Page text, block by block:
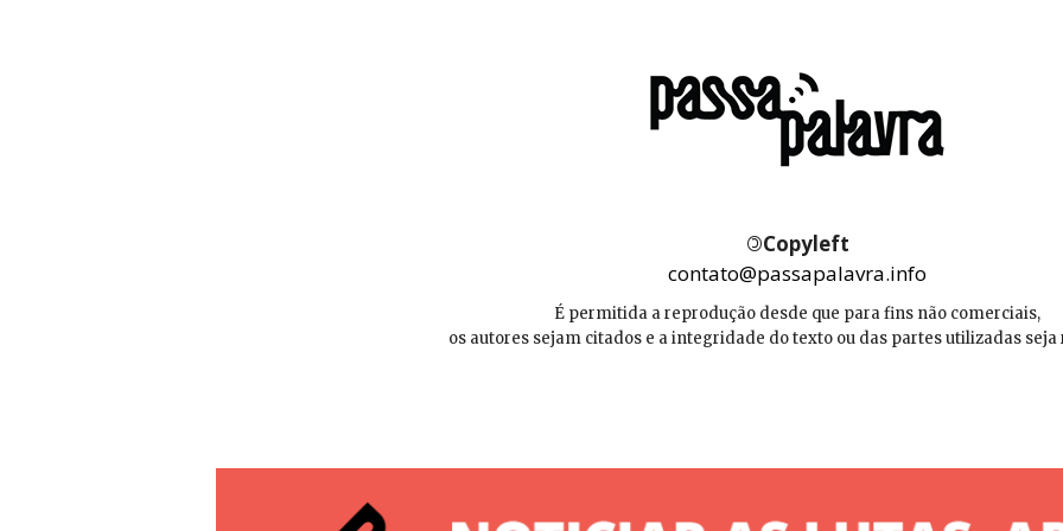
©Copyleft
contato@passapalavra.info
É permitida a reprodução desde que para fins não comerciais,
os autores sejam citados e a integridade do texto ou das partes utilizadas